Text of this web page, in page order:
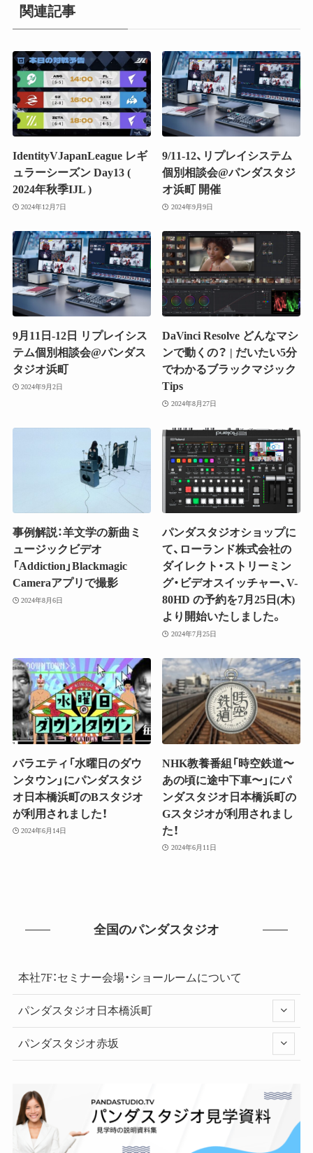
関連記事
IdentityVJapanLeague レギ
ュラーシーズン Day13 (
2024年秋季IJL )
2024年12月7日
9/11-12、リプレイシステム
個別相談会@パンダスタジ
オ浜町 開催
2024年9月9日
9月11日-12日 リプレイシス
テム個別相談会@パンダス
タジオ浜町
2024年9月2日
DaVinci Resolve どんなマシ
ンで動くの？ | だいたい5分
でわかるブラックマジック
Tips
2024年8月27日
事例解説：羊文学の新曲ミ
ュージックビデオ
「Addiction」Blackmagic
Cameraアプリで撮影
2024年8月6日
パンダスタジオショップに
て、ローランド株式会社の
ダイレクト・ストリーミン
グ・ビデオスイッチャー、V-
80HD の予約を7月25日(木)
より開始いたしました。
2024年7月25日
バラエティ「水曜日のダウ
ンタウン」にパンダスタジ
オ日本橋浜町のBスタジオ
が利用されました！
2024年6月14日
NHK教養番組「時空鉄道〜
あの頃に途中下車〜」にパ
ンダスタジオ日本橋浜町の
Gスタジオが利用されまし
た！
2024年6月11日
全国のパンダスタジオ
本社7F：セミナー会場・ショールームについて
パンダスタジオ日本橋浜町
パンダスタジオ赤坂